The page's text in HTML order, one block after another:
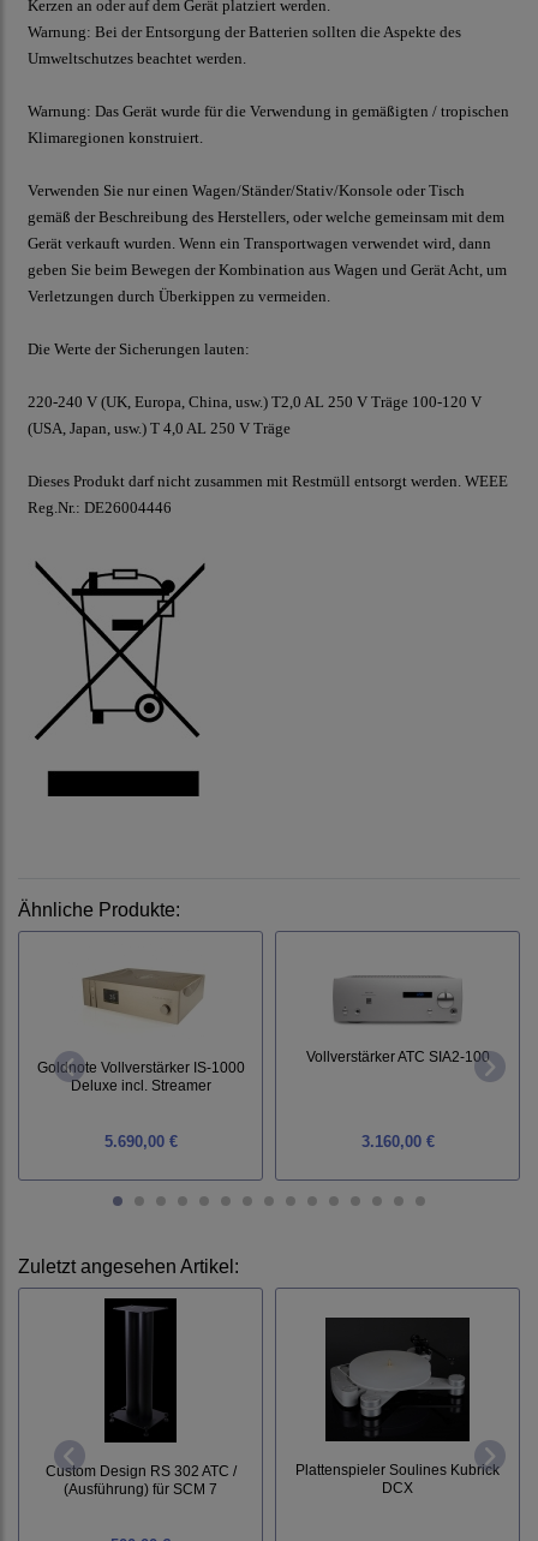
Kerzen an oder auf dem Gerät platziert werden.
Warnung: Bei der Entsorgung der Batterien sollten die Aspekte des
Umweltschutzes beachtet werden.
Warnung: Das Gerät wurde für die Verwendung in gemäßigten / tropischen
Klimaregionen konstruiert.
Verwenden Sie nur einen Wagen/Ständer/Stativ/Konsole oder Tisch
gemäß der Beschreibung des Herstellers, oder welche gemeinsam mit dem
Gerät verkauft wurden. Wenn ein Transportwagen verwendet wird, dann
geben Sie beim Bewegen der Kombination aus Wagen und Gerät Acht, um
Verletzungen durch Überkippen zu vermeiden.
Die Werte der Sicherungen lauten:
220-240 V (UK, Europa, China, usw.) T2,0 AL 250 V Träge 100-120 V
(USA, Japan, usw.) T 4,0 AL 250 V Träge
Dieses Produkt darf nicht zusammen mit Restmüll entsorgt werden. WEEE
Reg.Nr.: DE26004446
Ähnliche Produkte:
Goldnote Vollverstärker IS-1000
Deluxe incl. Streamer
5.690,00 €
Vollverstärker ATC SIA2-100
3.160,00 €
Zuletzt angesehen Artikel:
Custom Design RS 302 ATC /
(Ausführung) für SCM 7
Plattenspieler Soulines Kubrick
DCX